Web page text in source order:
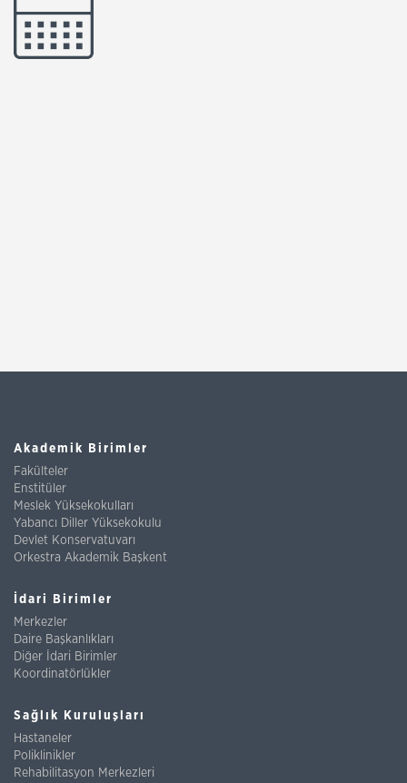
Akademik Birimler
Fakülteler
Enstitüler
Meslek Yüksekokulları
Yabancı Diller Yüksekokulu
Devlet Konservatuvarı
Orkestra Akademik Başkent
İdari Birimler
Merkezler
Daire Başkanlıkları
Diğer İdari Birimler
Koordinatörlükler
Sağlık Kuruluşları
Hastaneler
Poliklinikler
Rehabilitasyon Merkezleri